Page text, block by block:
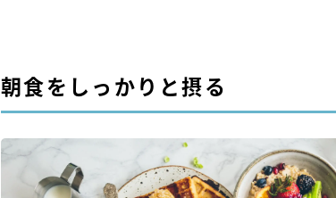
朝食をしっかりと摂る